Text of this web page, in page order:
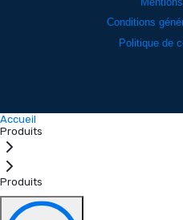
Conditions
Politique de
Accueil
Produits
Produits